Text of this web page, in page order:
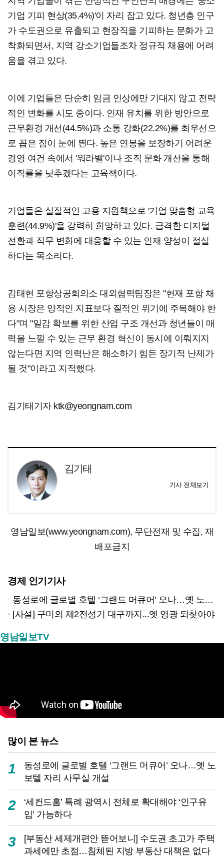
기업 기피 현상(35.4%)'이 자리 잡고 있다. 청년층 인구
가 수도권으로 유출되고 현장직을 기피하는 문화가 고
착화되면서, 지역 강소기업들조차 정규직 채용에 어려
움을 겪고 있다.
이에 기업들은 단순히 임금 인상에만 기대지 않고 전략
적인 변화를 시도 중이다. 인재 유치를 위한 방안으로
근무환경 개선(44.5%)과 소통 강화(22.2%)를 최우선으
로 꼽은 점이 눈에 띈다. 높은 연봉을 보장하기 어려운
경영 여건 속에서 '워라밸'이나 조직 문화 개선을 통해
이직률을 낮추겠다는 고육책이다.
기업들은 실질적인 고용 지원책으로 '기업 맞춤형 교육
훈련(44.9%)'을 강력히 희망하고 있다. 급격한 디지털
전환과 직무 변화에 대응할 수 있는 인재 양성이 절실
하다는 목소리다.
김태현 포항상공회의소 대외협력팀장은 "현재 포항 채
용 시장은 양적인 지표보다 질적인 위기에 주목해야 한
다"며 "일감 확보를 위한 산업 구조 개선과 청년들이 매
력을 느낄 수 있는 근무 환경 혁신이 동시에 이뤄지지
않는다면 지역 인력난은 해소하기 힘든 장기적 난제가
될 것"이라고 지적했다.
김기태기자 ktk@yeongnam.com
김기태
기사 전체보기
영남일보(www.yeongnam.com), 무단전재 및 수집, 재
배포금지
경제 인기기사
동성로에 글로벌 호텔 ‘그랜드 머큐어’ 오나…옛 노보텔 자리 사무실 개설
[사설] 구미의 제2전성기 대구까지...옛 영광 되찾아야
영남일보TV
많이 본 뉴스
1
동성로에 글로벌 호텔 ‘그랜드 머큐어’ 오나…옛 노
보텔 자리 사무실 개설
2
‘세컨드홈’ 특례 광역시 전체로 확대해야 ‘인구유
입’ 가능하다
3
[부동산 세제개편안 뜯어보니] 수도권 초고가 주택
과세에만 초점…침체된 지방 부동산 대책은 없다